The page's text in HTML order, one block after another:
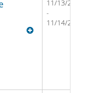
11/13/2026
-
11/14/2026